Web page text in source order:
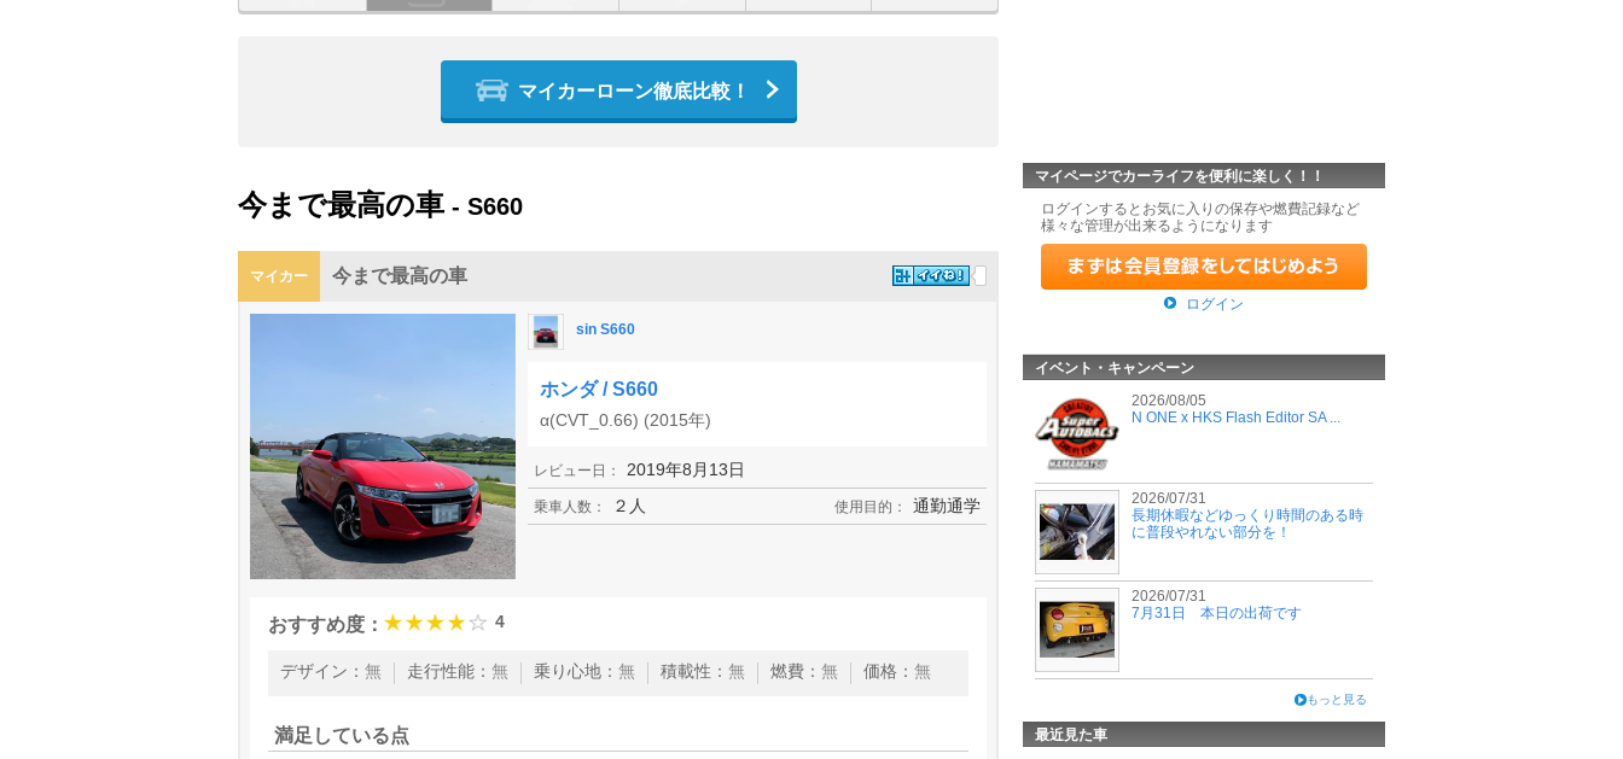
マイカーローン徹底比較！
今まで最高の車 - S660
マイカー 今まで最高の車
sin S660
ホンダ / S660
α(CVT_0.66) (2015年)
レビュー日： 2019年8月13日
乗車人数： ２人 使用目的： 通勤通学
おすすめ度： 4
デザイン ： 無 走行性能 ： 無 乗り心地 ： 無 積載性 ： 無 燃費 ： 無 価格 ： 無
満足している点
マイページでカーライフを便利に楽しく！！
ログインするとお気に入りの保存や燃費記録など
様々な管理が出来るようになります
ログイン
イベント・キャンペーン
2026/08/05
N ONE x HKS Flash Editor SA ...
2026/07/31
長期休暇などゆっくり時間のある時
に普段やれない部分を！
2026/07/31
7月31日 本日の出荷です
もっと見る
最近見た車